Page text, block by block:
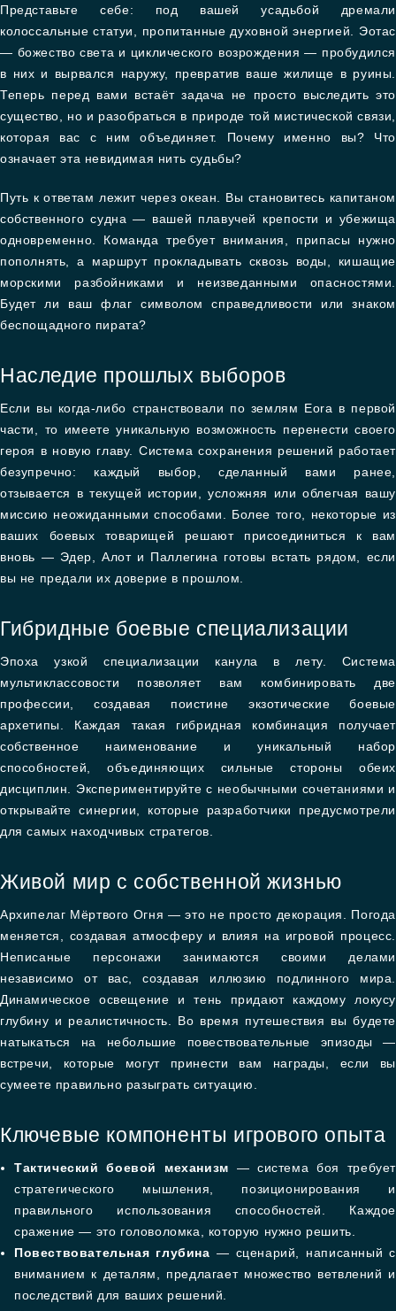
Представьте себе: под вашей усадьбой дремали
колоссальные статуи, пропитанные духовной энергией. Эотас
— божество света и циклического возрождения — пробудился
в них и вырвался наружу, превратив ваше жилище в руины.
Теперь перед вами встаёт задача не просто выследить это
существо, но и разобраться в природе той мистической связи,
которая вас с ним объединяет. Почему именно вы? Что
означает эта невидимая нить судьбы?
Путь к ответам лежит через океан. Вы становитесь капитаном
собственного судна — вашей плавучей крепости и убежища
одновременно. Команда требует внимания, припасы нужно
пополнять, а маршрут прокладывать сквозь воды, кишащие
морскими разбойниками и неизведанными опасностями.
Будет ли ваш флаг символом справедливости или знаком
беспощадного пирата?
Наследие прошлых выборов
Если вы когда-либо странствовали по землям Eora в первой
части, то имеете уникальную возможность перенести своего
героя в новую главу. Система сохранения решений работает
безупречно: каждый выбор, сделанный вами ранее,
отзывается в текущей истории, усложняя или облегчая вашу
миссию неожиданными способами. Более того, некоторые из
ваших боевых товарищей решают присоединиться к вам
вновь — Эдер, Алот и Паллегина готовы встать рядом, если
вы не предали их доверие в прошлом.
Гибридные боевые специализации
Эпоха узкой специализации канула в лету. Система
мультиклассовости позволяет вам комбинировать две
профессии, создавая поистине экзотические боевые
архетипы. Каждая такая гибридная комбинация получает
собственное наименование и уникальный набор
способностей, объединяющих сильные стороны обеих
дисциплин. Экспериментируйте с необычными сочетаниями и
открывайте синергии, которые разработчики предусмотрели
для самых находчивых стратегов.
Живой мир с собственной жизнью
Архипелаг Мёртвого Огня — это не просто декорация. Погода
меняется, создавая атмосферу и влияя на игровой процесс.
Неписаные персонажи занимаются своими делами
независимо от вас, создавая иллюзию подлинного мира.
Динамическое освещение и тень придают каждому локусу
глубину и реалистичность. Во время путешествия вы будете
натыкаться на небольшие повествовательные эпизоды —
встречи, которые могут принести вам награды, если вы
сумеете правильно разыграть ситуацию.
Ключевые компоненты игрового опыта
Тактический боевой механизм — система боя требует
стратегического мышления, позиционирования и
правильного использования способностей. Каждое
сражение — это головоломка, которую нужно решить.
Повествовательная глубина — сценарий, написанный с
вниманием к деталям, предлагает множество ветвлений и
последствий для ваших решений.